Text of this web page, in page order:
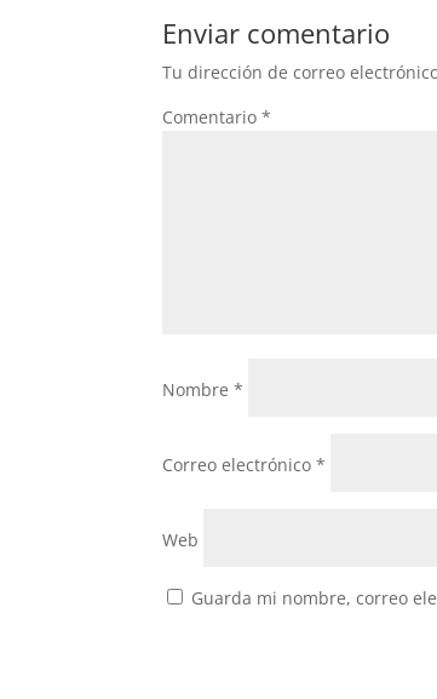
Enviar comentario
Tu dirección de correo
Comentario*
Nombre*
Correo electrónico*
Web
Guarda mi nombre, correo